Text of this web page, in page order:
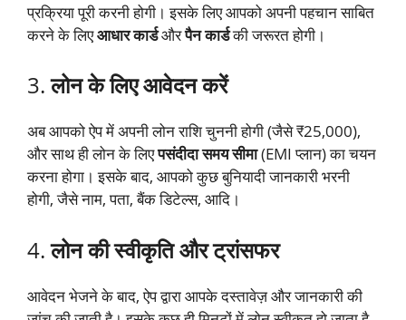
प्रक्रिया पूरी करनी होगी। इसके लिए आपको अपनी पहचान साबित
करने के लिएआधार कार्डऔरपैन कार्डकी जरूरत होगी।
3.लोन के लिए आवेदन करें
अब आपको ऐप में अपनी लोन राशि चुननी होगी (जैसे ₹25,000),
और साथ ही लोन के लिएपसंदीदा समय सीमा(EMI प्लान) का चयन
करना होगा। इसके बाद, आपको कुछ बुनियादी जानकारी भरनी
होगी, जैसे नाम, पता, बैंक डिटेल्स, आदि।
4.लोन की स्वीकृति और ट्रांसफर
आवेदन भेजने के बाद, ऐप द्वारा आपके दस्तावेज़ और जानकारी की